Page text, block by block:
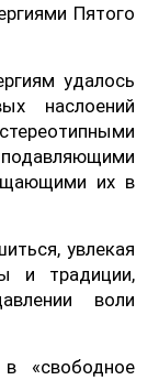
Пятого
удалось
наслоений
их в
увлекая
и традиции,
воли
«свободное